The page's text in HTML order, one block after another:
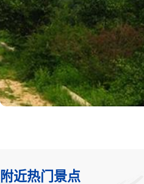
附近热门景点